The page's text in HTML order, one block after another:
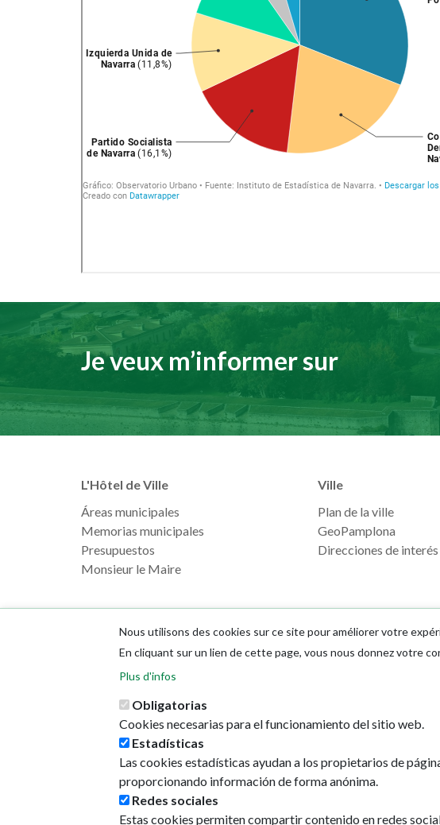
Je veux m’informer sur
L'Hôtel de Ville
Áreas municipales
Memorias municipales
Presupuestos
Monsieur le Maire
Ville
Plan de la ville
GeoPamplona
Direcciones de interés
Nous utilisons des cookies sur ce site pour améliorer votre
En cliquant sur un lien de cette page, vous nous donnez votre
Plus d'infos
Obligatorias
Cookies necesarias para el funcionamiento del sitio web.
Estadísticas
Las cookies estadísticas ayudan a los propietarios de
proporcionando información de forma anónima.
Redes sociales
Estas cookies permiten compartir contenido en redes